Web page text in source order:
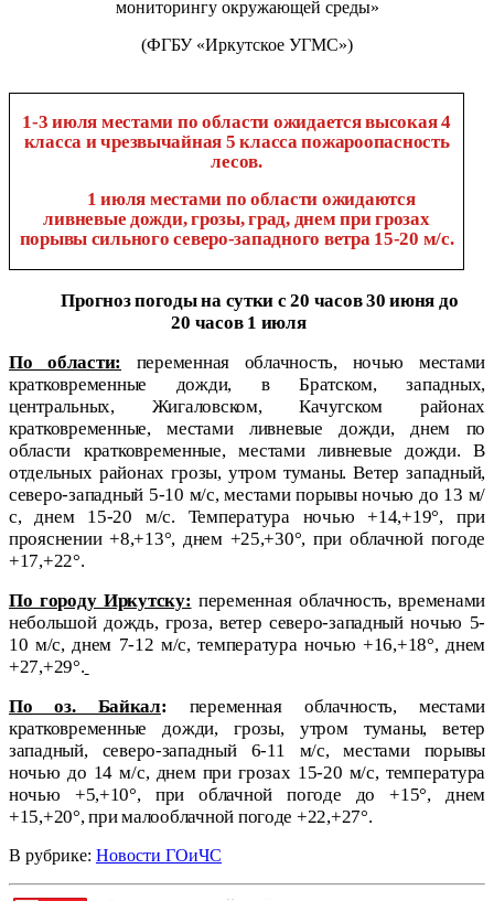
мониторингу окружающей среды»
(ФГБУ «Иркутское УГМС»)
1-3 июля местами по области ожидается высокая 4
класса и чрезвычайная 5 класса пожароопасность
лесов.
1 июля местами по области ожидаются
ливневые дожди, грозы, град, днем при грозах
порывы сильного северо-западного ветра 15-20 м/с.
Прогноз погоды на сутки с 20 часов 30 июня до
20 часов 1 июля
По области:
переменная облачность, ночью местами
кратковременные дожди, в Братском, западных,
центральных, Жигаловском, Качугском районах
кратковременные, местами ливневые дожди, днем по
области кратковременные, местами ливневые дожди. В
отдельных районах грозы, утром туманы. Ветер западный,
северо-западный 5-10 м/с, местами порывы ночью до 13 м/
с, днем 15-20 м/с. Температура ночью +14,+19°, при
прояснении +8,+13°, днем +25,+30°, при облачной погоде
+17,+22°.
По городу Иркутску: переменная облачность, временами
небольшой дождь, гроза, ветер северо-западный ночью 5-
10 м/с, днем 7-12 м/с, температура ночью +16,+18°, днем
+27,+29°.
По оз. Байкал: переменная облачность, местами
кратковременные дожди, грозы, утром туманы, ветер
западный, северо-западный 6-11 м/с, местами порывы
ночью до 14 м/с, днем при грозах 15-20 м/с, температура
ночью +5,+10°, при облачной погоде до +15°, днем
+15,+20°, при малооблачной погоде +22,+27°.
В рубрике: Новости ГОиЧС